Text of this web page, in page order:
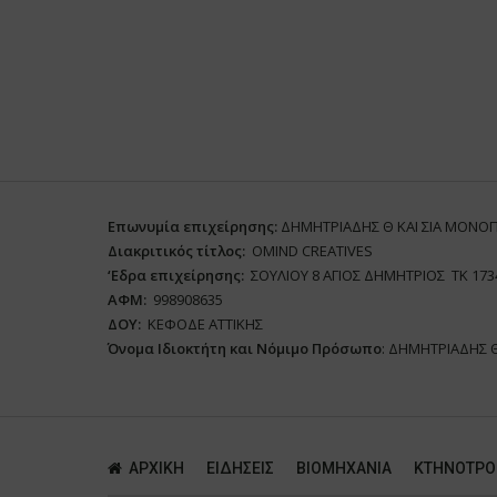
Επωνυμία επιχείρησης: ΔΗΜΗΤΡΙΑΔΗΣ Θ ΚΑΙ ΣΙΑ
Διακριτικός τίτλος: ΟΜΙΝD CREATIVES
‘Eδρα επιχείρησης: ΣΟΥΛΙΟΥ 8 ΑΓΙΟΣ ΔΗΜΗΤΡΙΟΣ ΤΚ
ΑΦΜ: 998908635
ΔΟΥ: ΚΕΦΟΔΕ ΑΤΤΙΚΗΣ
Όνομα Ιδιοκτήτη και Νόμιμο Πρόσωπο: ΔΗΜΗΤΡΙΑΔΗΣ
ΑΡΧΙΚΗ ΕΙΔΗΣΕΙΣ ΒΙΟΜΗΧΑΝΙΑ